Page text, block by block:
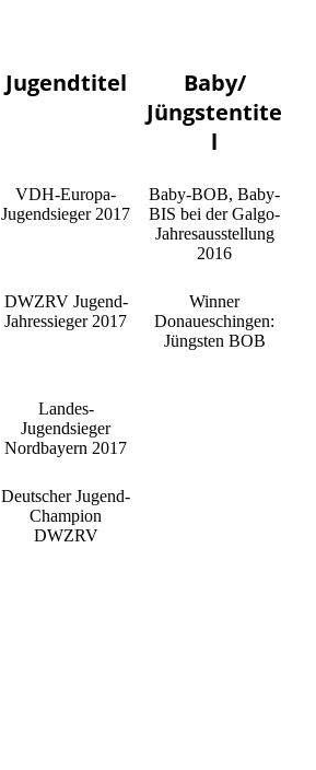
Jugendtitel
Baby/
Jüngstentite
l
VDH-Europa-
Jugendsieger 2017
Baby-BOB, Baby-
BIS bei der Galgo-
Jahresausstellung
2016
DWZRV Jugend-
Jahressieger 2017
Winner
Donaueschingen:
Jüngsten BOB
Landes-
Jugendsieger
Nordbayern 2017
Deutscher Jugend-
Champion
DWZRV